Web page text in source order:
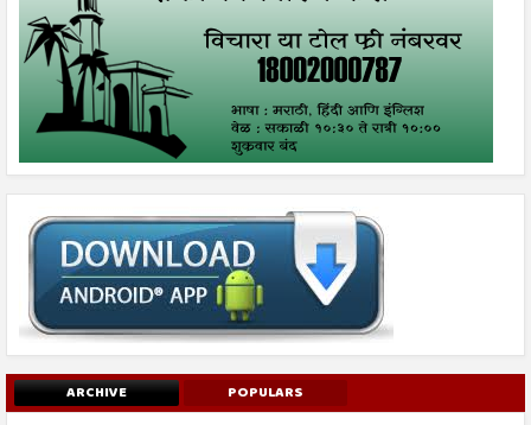
ARCHIVE POPULARS